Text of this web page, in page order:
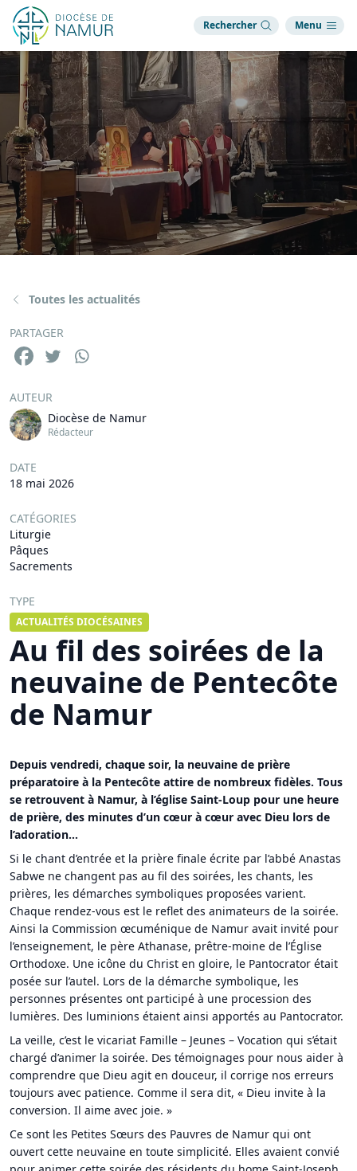
Rechercher Menu
Toutes les actualités
PARTAGER
AUTEUR
Diocèse de Namur
Rédacteur
DATE
18 mai 2026
CATÉGORIES
Liturgie
Pâques
Sacrements
TYPE
ACTUALITÉS DIOCÉSAINES
Au fil des soirées de la
neuvaine de Pentecôte
de Namur
Depuis vendredi, chaque soir, la neuvaine de prière
préparatoire à la Pentecôte attire de nombreux fidèles. Tous
se retrouvent à Namur, à l’église Saint-Loup pour une heure
de prière, des minutes d’un cœur à cœur avec Dieu lors de
l’adoration…
Si le chant d’entrée et la prière finale écrite par l’abbé Anastas
Sabwe ne changent pas au fil des soirées, les chants, les
prières, les démarches symboliques proposées varient.
Chaque rendez-vous est le reflet des animateurs de la soirée.
Ainsi la Commission œcuménique de Namur avait invité pour
l’enseignement, le père Athanase, prêtre-moine de l’Église
Orthodoxe. Une icône du Christ en gloire, le Pantocrator était
posée sur l’autel. Lors de la démarche symbolique, les
personnes présentes ont participé à une procession des
lumières. Des luminions étaient ainsi apportés au Pantocrator.
La veille, c’est le vicariat Famille – Jeunes – Vocation qui s’était
chargé d’animer la soirée. Des témoignages pour nous aider à
comprendre que Dieu agit en douceur, il corrige nos erreurs
toujours avec patience. Comme il sera dit, « Dieu invite à la
conversion. Il aime avec joie. »
Ce sont les Petites Sœurs des Pauvres de Namur qui ont
ouvert cette neuvaine en toute simplicité. Elles avaient convié